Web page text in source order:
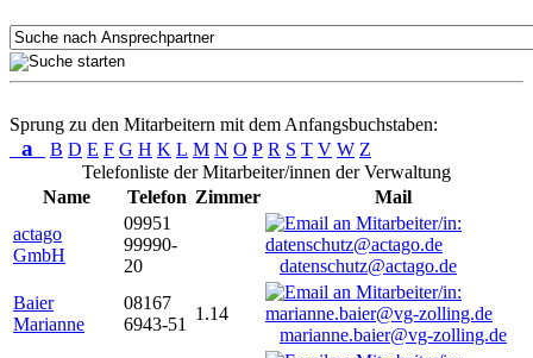
Sprung zu den Mitarbeitern mit dem Anfangsbuchstaben:
a B D E F G H K L M N O P R S T V W Z
Telefonliste der Mitarbeiter/innen der Verwaltung
Name
Telefon Zimmer
Mail
actago
GmbH
09951
99990-
20
datenschutz@actago.de
Baier
Marianne
08167
6943-51
1.14
marianne.baier@vg-zolling.de